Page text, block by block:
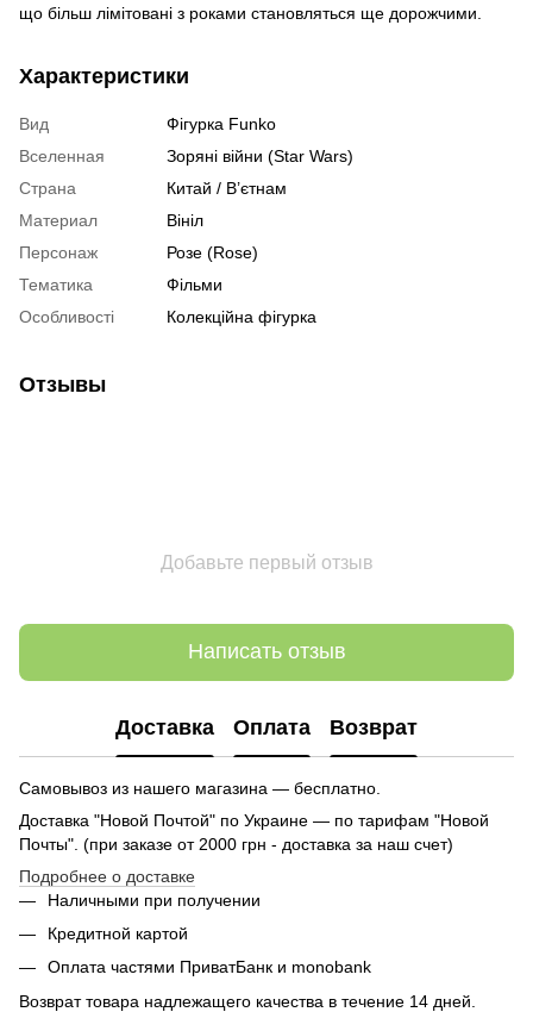
що більш лімітовані з роками становляться ще дорожчими.
Характеристики
Вид
Фігурка Funko
Вселенная
Зоряні війни (Star Wars)
Страна
Китай / В’єтнам
Материал
Вініл
Персонаж
Розе (Rose)
Тематика
Фільми
Особливості
Колекційна фігурка
Отзывы
Добавьте первый отзыв
Написать отзыв
Доставка Оплата Возврат
Самовывоз из нашего магазина — бесплатно.
Доставка "Новой Почтой" по Украине — по тарифам "Новой
Почты". (при заказе от 2000 грн - доставка за наш счет)
Подробнее о доставке
Наличными при получении
Кредитной картой
Оплата частями ПриватБанк и monobank
Возврат товара надлежащего качества в течение 14 дней.